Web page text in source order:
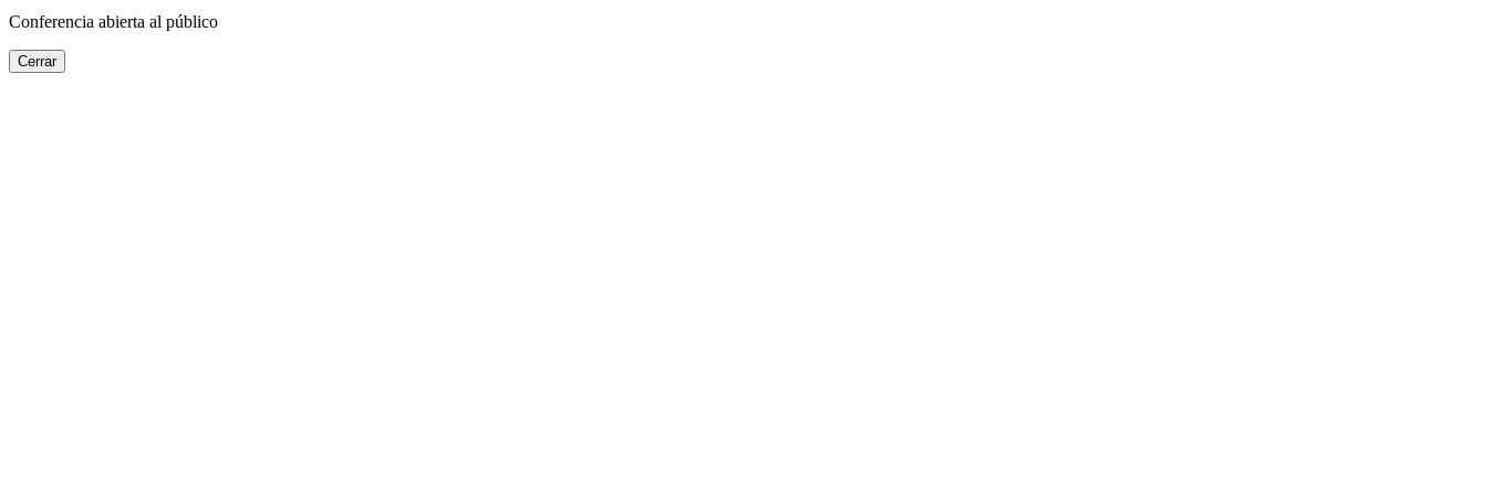
Conferencia abierta al público
Cerrar